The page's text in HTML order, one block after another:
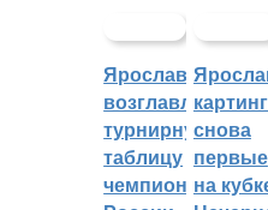
Ярославцы
возглавляют
турнирную
таблицу
чемпионата
снова
первые
на